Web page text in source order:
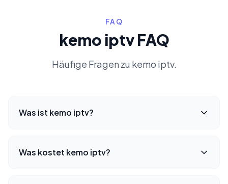
FAQ
kemo iptv FAQ
Häufige Fragen zu kemo iptv.
Was ist kemo iptv?
Was kostet kemo iptv?